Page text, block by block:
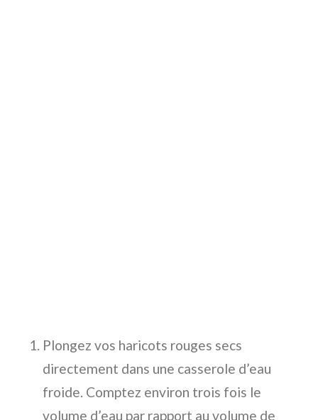
Plongez vos haricots rouges secs
directement dans une casserole d’eau
froide. Comptez environ trois fois le
volume d’eau par rapport au volume de